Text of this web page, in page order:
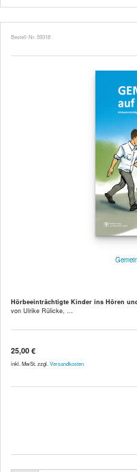
Bestell-Nr. 59318
Hörbeeinträchtigte Kinder ins Hören
von Ulrike Rülicke, ...
25,00 €
inkl. MwSt. zzgl. Versandkosten